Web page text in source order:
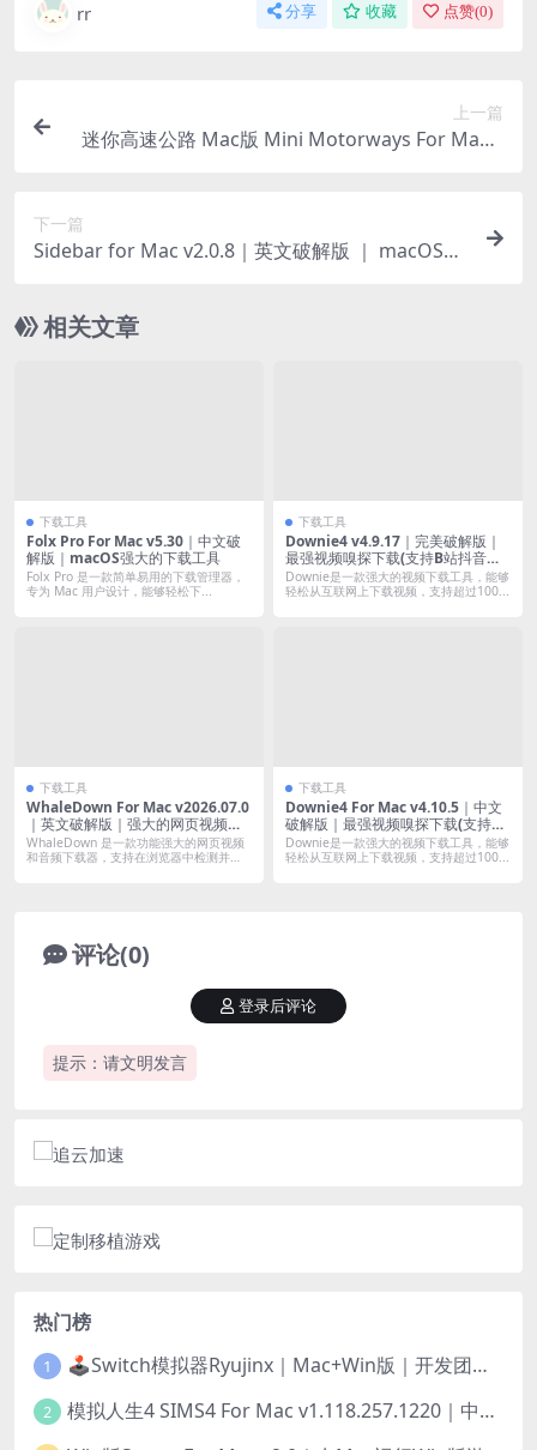
rr 分享 收藏 点赞(0)
上一篇
迷你高速公路 Mac版 Mini Motorways For Mac v
下一篇
Sidebar for Mac v2.0.8｜英文破解版 ｜ macOS的
相关文章
下载工具
Folx Pro For Mac v5.30｜中文破
解版｜macOS强大的下载工具
Folx Pro 是一款简单易用的下载管理器，
专为 Mac 用户设计，能够轻松下...
下载工具
Downie4 v4.9.17｜完美破解版｜
最强视频嗅探下载(支持B站抖音小
红书优酷土豆腾讯等)
Downie是一款强大的视频下载工具，能够
轻松从互联网上下载视频，支持超过100...
下载工具
WhaleDown For Mac v2026.07.0
｜英文破解版｜强大的网页视频下
载工具
WhaleDown 是一款功能强大的网页视频
和音频下载器，支持在浏览器中检测并
下载工具
Downie4 For Mac v4.10.5｜中文
破解版｜最强视频嗅探下载(支持油
管B站抖音小红书优酷土豆腾讯等)
Downie是一款强大的视频下载工具，能够
轻松从互联网上下载视频，支持超过100...
评论(0)
提示：请文明发言
登录后评论
热门榜
1 🕹️Switch模拟器Ryujinx｜Mac+Win版｜开发团队已解散此乃最后的绝唱版本
2 模拟人生4 SIMS4 For Mac v1.118.257.1220｜中文原生版｜无限金币｜全100DLC